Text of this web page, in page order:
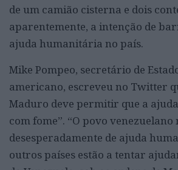
de um camião cisterna e dois
aparentemente, a intenção de
ajuda humanitária no país.
Mike Pompeo, secretário de
americano, escreveu no Twitter
Maduro deve permitir que a
com fome”. “O povo venezuelano
desesperadamente de ajuda
outros países estão a tentar